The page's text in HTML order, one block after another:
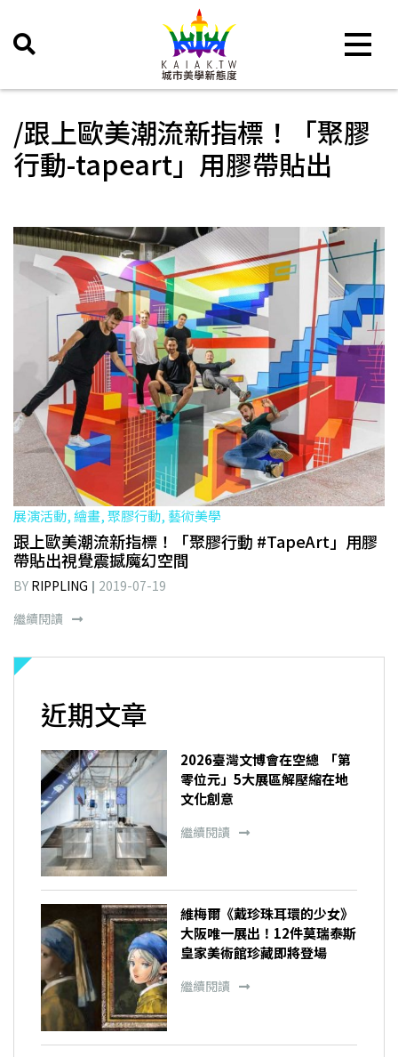
Toggle
/跟上歐美潮流新指標！「聚膠
行動-tapeart」用膠帶貼出
展演活動, 繪畫, 聚膠行動, 藝術美學
跟上歐美潮流新指標！「聚膠行動 #TapeArt」用膠
帶貼出視覺震撼魔幻空間
BY RIPPLING
2019-07-19
繼續閱讀
近期文章
2026臺灣文博會在空總 「第
零位元」5大展區解壓縮在地
文化創意
繼續閱讀
維梅爾《戴珍珠耳環的少女》
大阪唯一展出！12件莫瑞泰斯
皇家美術館珍藏即將登場
繼續閱讀